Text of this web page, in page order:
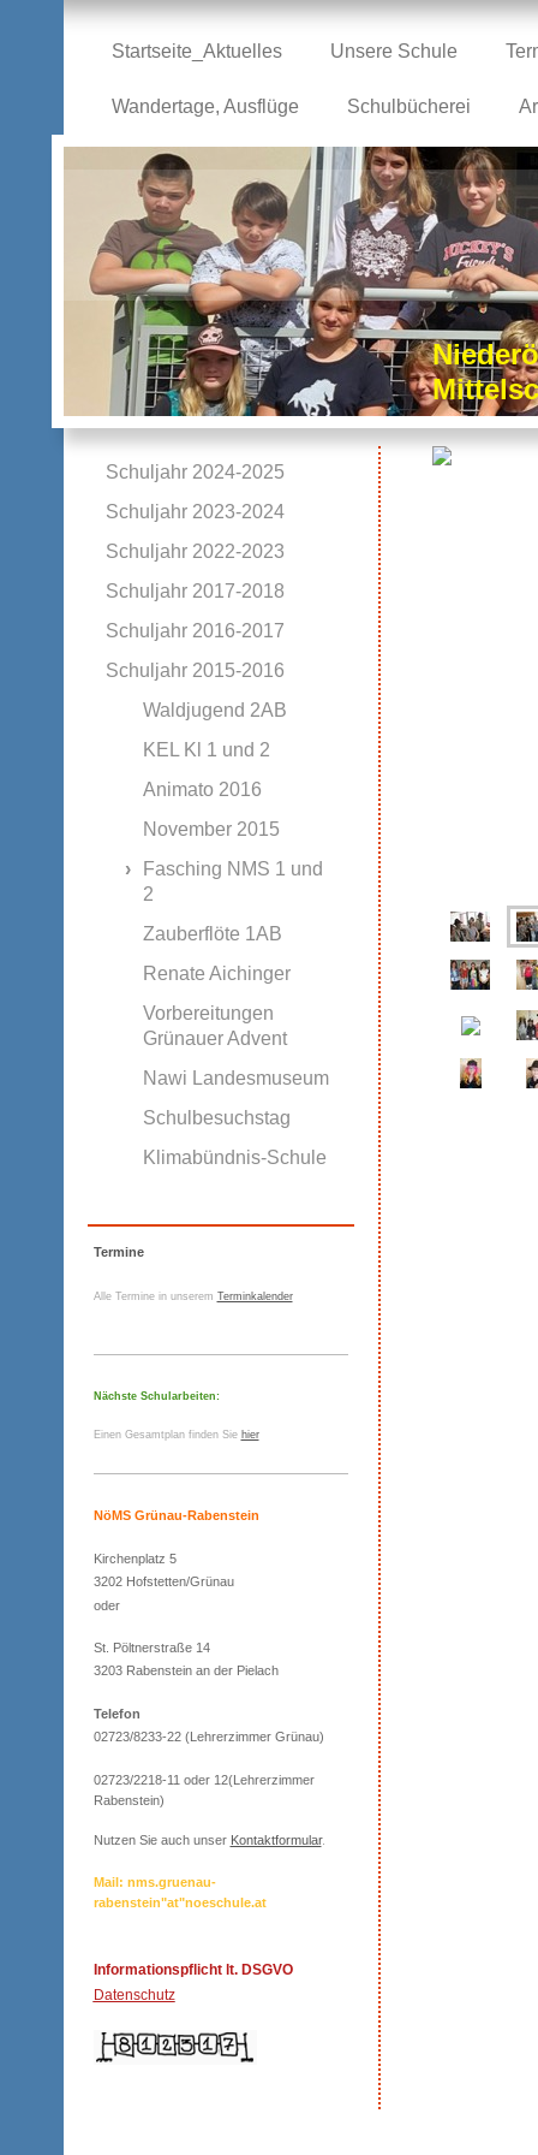
Startseite_Aktuelles Unsere Schule
Wandertage, Ausflüge Schulbücherei
Schuljahr 2024-2025
Schuljahr 2023-2024
Schuljahr 2022-2023
Schuljahr 2017-2018
Schuljahr 2016-2017
Schuljahr 2015-2016
Waldjugend 2AB
KEL Kl 1 und 2
Animato 2016
November 2015
Fasching NMS 1 und
2
Zauberflöte 1AB
Renate Aichinger
Vorbereitungen
Grünauer Advent
Nawi Landesmuseum
Schulbesuchstag
Klimabündnis-Schule
Termine
Alle Termine in unserem Terminkalender
Nächste Schularbeiten:
Einen Gesamtplan finden Sie hier
NöMS Grünau-Rabenstein
Kirchenplatz 5
3202 Hofstetten/Grünau
oder
St. Pöltnerstraße 14
3203 Rabenstein an der Pielach
Telefon
02723/8233-22 (Lehrerzimmer Grünau)
02723/2218-11 oder 12(Lehrerzimmer
Rabenstein)
Nutzen Sie auch unser Kontaktformular.
Mail: nms.gruenau-
rabenstein"at"noeschule.at
Informationspflicht lt. DSGVO
Datenschutz